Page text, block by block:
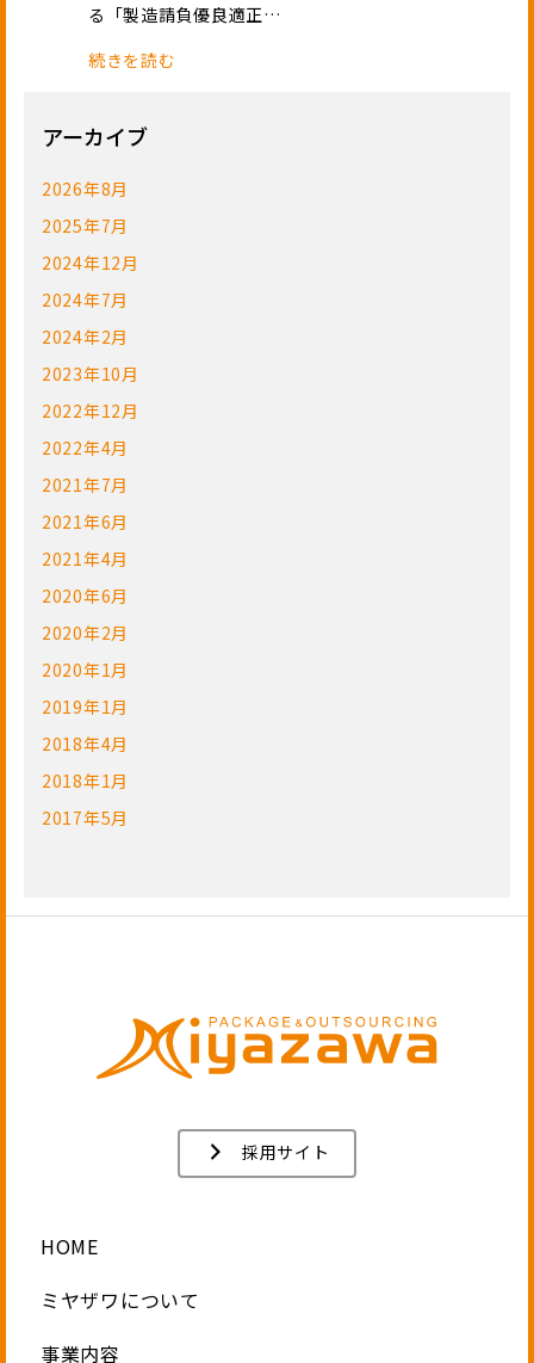
る「製造請負優良適正…
続きを読む
アーカイブ
2026年8月
2025年7月
2024年12月
2024年7月
2024年2月
2023年10月
2022年12月
2022年4月
2021年7月
2021年6月
2021年4月
2020年6月
2020年2月
2020年1月
2019年1月
2018年4月
2018年1月
2017年5月
採用サイト
HOME
ミヤザワについて
事業内容